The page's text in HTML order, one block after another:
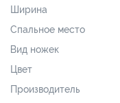
Ширина
Спальное место
Вид ножек
Цвет
Производитель